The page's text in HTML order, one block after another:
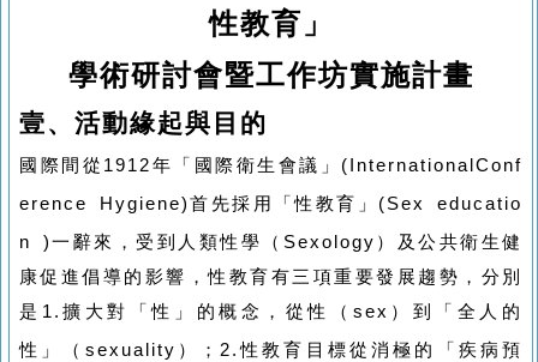
性教育」
學術研討會暨工作坊實施計畫
壹、活動緣起與目的
國際間從 1912年「國際衛生會議」 (InternationalConf
erence Hygiene)首先採用「性教育」 (Sex educatio
n )一辭來，受到人類性學（ Sexology ）及公共衛生健
康促進倡導的影響，性教育有三項重要發展趨勢，分別
是 1. 擴大對「性」的概念，從性（ sex ）到「全人的
性」（ sexuality ）； 2.性教育目標從消極的「疾病預